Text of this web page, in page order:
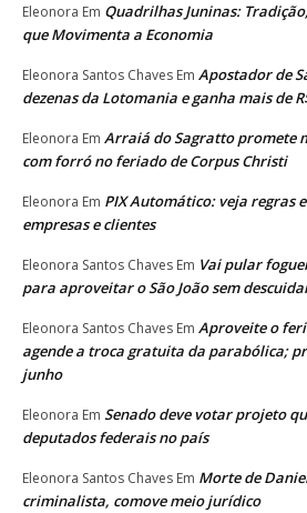
Eleonora Em Quadrilhas Juninas:
que Movimenta a Economia
Eleonora Santos Chaves Em Apostador de
dezenas da Lotomania e ganha mais de
Eleonora Em Arraiá do Sagratto promete
com forró no feriado de Corpus Christi
Eleonora Em PIX Automático: veja regras
empresas e clientes
Eleonora Santos Chaves Em Vai pular
para aproveitar o São João sem
Eleonora Santos Chaves Em Aproveite o
agende a troca gratuita da parabólica;
junho
Eleonora Em Senado deve votar projeto
deputados federais no país
Eleonora Santos Chaves Em Morte de
criminalista, comove meio jurídico